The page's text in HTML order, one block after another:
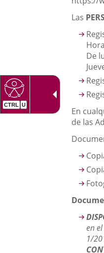
externa.
aplicación
externa.
Las
De
En
de las
en
1/